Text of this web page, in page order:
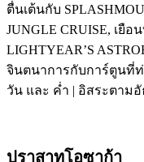
ตื่นเต้นกับ
JUNGLE CRUISE, เยื
LIGHTYEAR’S
จินตนาการกับการ์ตูนที่
วัน และ ค่ำ | อิสระตามอั
ปราสาทโอซาก้า